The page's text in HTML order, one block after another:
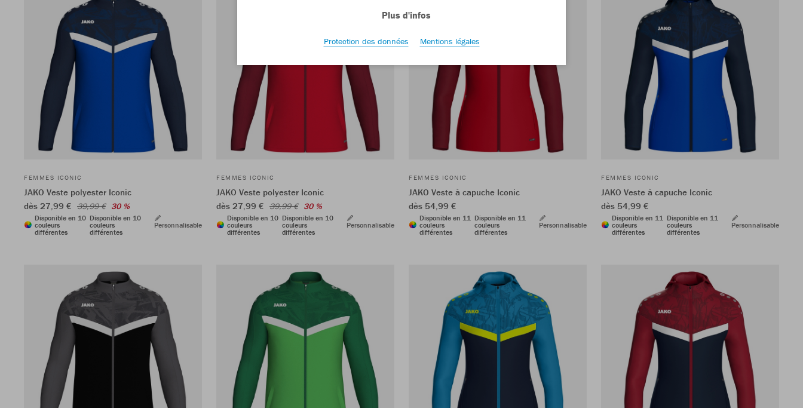
FEMMES ICONIC
JAKO Veste polyester Iconic
dès 27,99 € 39,99 € 30 %
Disponible en 10
couleurs
différentes
Disponible en 10
couleurs
différentes
Personnalisable
FEMMES ICONIC
JAKO Veste polyester Iconic
dès 27,99 € 39,99 € 30 %
Disponible en 10
couleurs
différentes
Disponible en 10
couleurs
différentes
Personnalisable
FEMMES ICONIC
JAKO Veste à capuche Iconic
dès 54,99 €
Disponible en 11
couleurs
différentes
Disponible en 11
couleurs
différentes
Personnalisable
FEMMES ICONIC
JAKO Veste à capuche Iconic
dès 54,99 €
Disponible en 11
couleurs
différentes
Disponible en 11
couleurs
différentes
Personnalisable
Plus d'infos
Protection des données Mentions légales